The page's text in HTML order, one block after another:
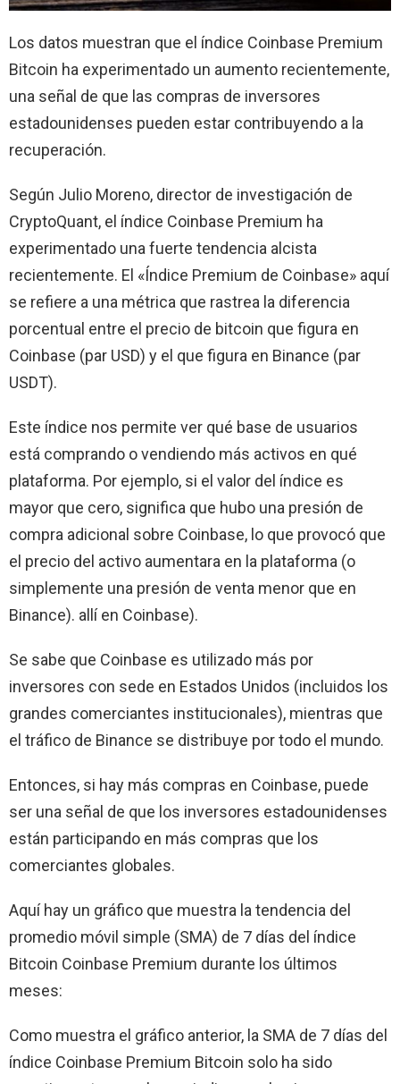
Los datos muestran que el índice Coinbase Premium
Bitcoin ha experimentado un aumento recientemente,
una señal de que las compras de inversores
estadounidenses pueden estar contribuyendo a la
recuperación.
Según Julio Moreno, director de investigación de
CryptoQuant, el índice Coinbase Premium ha
experimentado una fuerte tendencia alcista
recientemente. El «Índice Premium de Coinbase» aquí
se refiere a una métrica que rastrea la diferencia
porcentual entre el precio de bitcoin que figura en
Coinbase (par USD) y el que figura en Binance (par
USDT).
Este índice nos permite ver qué base de usuarios
está comprando o vendiendo más activos en qué
plataforma. Por ejemplo, si el valor del índice es
mayor que cero, significa que hubo una presión de
compra adicional sobre Coinbase, lo que provocó que
el precio del activo aumentara en la plataforma (o
simplemente una presión de venta menor que en
Binance). allí en Coinbase).
Se sabe que Coinbase es utilizado más por
inversores con sede en Estados Unidos (incluidos los
grandes comerciantes institucionales), mientras que
el tráfico de Binance se distribuye por todo el mundo.
Entonces, si hay más compras en Coinbase, puede
ser una señal de que los inversores estadounidenses
están participando en más compras que los
comerciantes globales.
Aquí hay un gráfico que muestra la tendencia del
promedio móvil simple (SMA) de 7 días del índice
Bitcoin Coinbase Premium durante los últimos
meses:
Como muestra el gráfico anterior, la SMA de 7 días del
índice Coinbase Premium Bitcoin solo ha sido